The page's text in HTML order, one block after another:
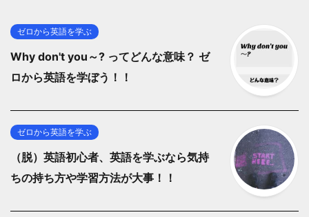
ゼロから英語を学ぶ
Why don't you～? ってどんな意味？ ゼ
ロから英語を学ぼう！！
ゼロから英語を学ぶ
（脱）英語初心者、英語を学ぶなら気持
ちの持ち方や学習方法が大事！！